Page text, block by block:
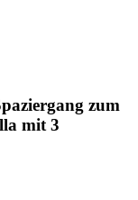
zum
mit 3